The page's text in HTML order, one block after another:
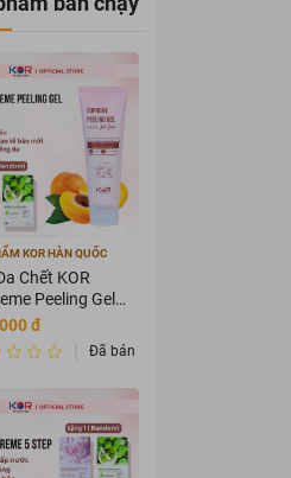
KOR HÀN QUỐC
Chết KOR
Peeling Gel
đ
Đã bán 3589875